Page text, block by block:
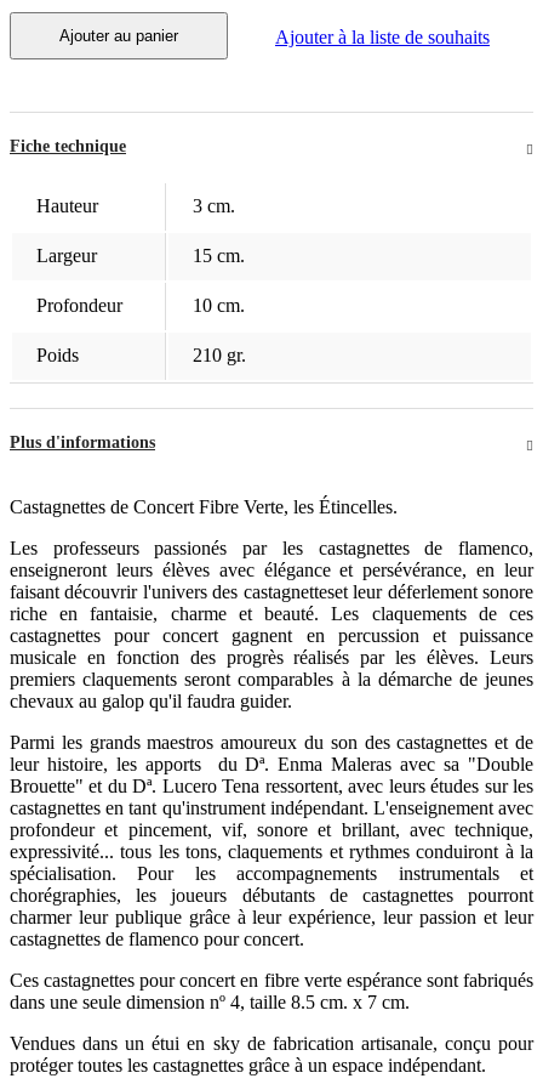
Ajouter au panier Ajouter à la liste de souhaits
Fiche technique
Hauteur 3 cm.
Largeur 15 cm.
Profondeur 10 cm.
Poids 210 gr.
Plus d'informations
Castagnettes de Concert Fibre Verte, les Étincelles.
Les professeurs passionés par les castagnettes de flamenco,
enseigneront leurs élèves avec élégance et persévérance, en leur
faisant découvrir l'univers des castagnetteset leur déferlement sonore
riche en fantaisie, charme et beauté. Les claquements de ces
castagnettes pour concert gagnent en percussion et puissance
musicale en fonction des progrès réalisés par les élèves. Leurs
premiers claquements seront comparables à la démarche de jeunes
chevaux au galop qu'il faudra guider.
Parmi les grands maestros amoureux du son des castagnettes et de
leur histoire, les apports du Dª. Enma Maleras avec sa "Double
Brouette" et du Dª. Lucero Tena ressortent, avec leurs études sur les
castagnettes en tant qu'instrument indépendant. L'enseignement avec
profondeur et pincement, vif, sonore et brillant, avec technique,
expressivité... tous les tons, claquements et rythmes conduiront à la
spécialisation. Pour les accompagnements instrumentals et
chorégraphies, les joueurs débutants de castagnettes pourront
charmer leur publique grâce à leur expérience, leur passion et leur
castagnettes de flamenco pour concert.
Ces castagnettes pour concert en fibre verte espérance sont fabriqués
dans une seule dimension nº 4, taille 8.5 cm. x 7 cm.
Vendues dans un étui en sky de fabrication artisanale, conçu pour
protéger toutes les castagnettes grâce à un espace indépendant.